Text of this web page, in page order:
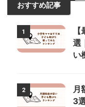
おすすめ記事
1
選
い
2
月
3